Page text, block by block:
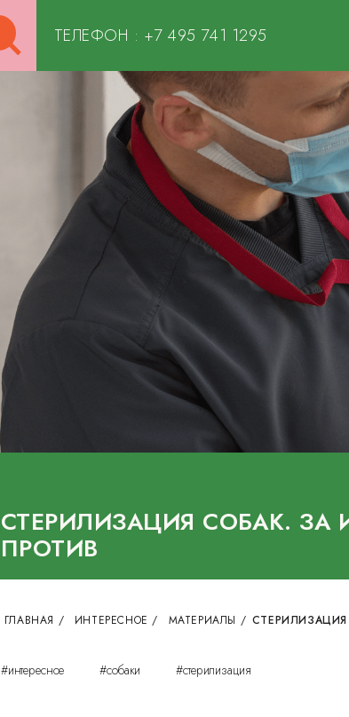
for:
ТЕЛЕФОН : +7 495 741 1295
СТЕРИЛИЗАЦИЯ СОБАК. ЗА
ПРОТИВ
ГЛАВНАЯ / ИНТЕРЕСНОЕ / МАТЕРИАЛЫ /
#интересное #собаки #стерилизация